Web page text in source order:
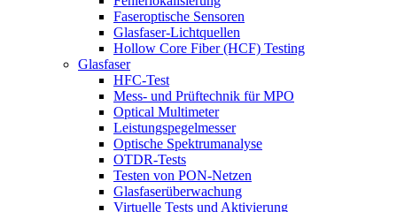
Faseroptische Sensoren
Glasfaser-Lichtquellen
Hollow Core Fiber (HCF) Testing
Glasfaser
HFC-Test
Mess- und Prüftechnik für MPO
Optical Multimeter
Leistungspegelmesser
Optische Spektrumanalyse
OTDR-Tests
Testen von PON-Netzen
Glasfaserüberwachung
Virtuelle Tests und Aktivierung